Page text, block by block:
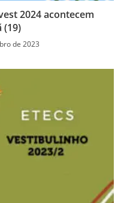
2024 acontecem
(19)
de 2023